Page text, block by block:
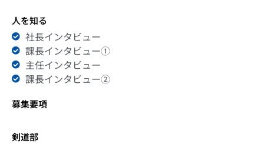
人を知る
社長インタビュー
課長インタビュー①
主任インタビュー
課長インタビュー②
募集要項
剣道部